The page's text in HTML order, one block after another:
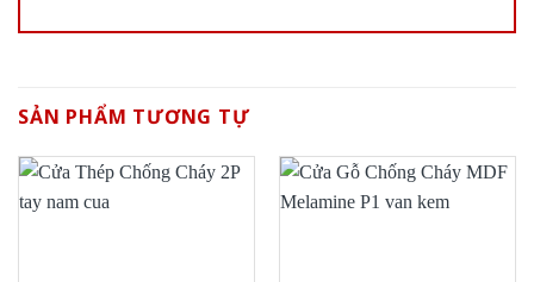
SẢN PHẨM TƯƠNG TỰ